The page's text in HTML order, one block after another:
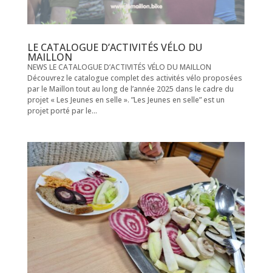
LE CATALOGUE D’ACTIVITÉS VÉLO DU
MAILLON
NEWS LE CATALOGUE D’ACTIVITÉS VÉLO DU MAILLON
Découvrez le catalogue complet des activités vélo proposées
par le Maillon tout au long de l’année 2025 dans le cadre du
projet « Les Jeunes en selle ». ”Les Jeunes en selle” est un
projet porté par le...